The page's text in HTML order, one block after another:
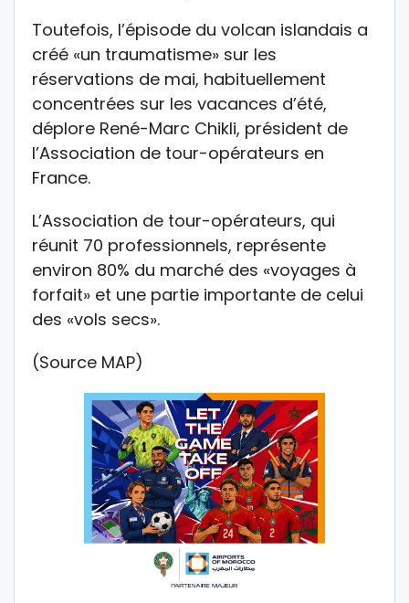
Toutefois, l’épisode du volcan islandais a
créé «un traumatisme» sur les
réservations de mai, habituellement
concentrées sur les vacances d’été,
déplore René-Marc Chikli, président de
l’Association de tour-opérateurs en
France.
L’Association de tour-opérateurs, qui
réunit 70 professionnels, représente
environ 80% du marché des «voyages à
forfait» et une partie importante de celui
des «vols secs».
(Source MAP)